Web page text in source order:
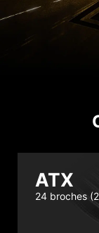
ATX
24 broches